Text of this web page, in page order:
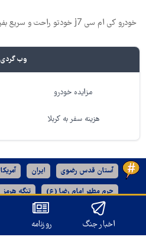
خودرو کی ام سی j7 خودتو راحت و سریع بفروشش
وب گردی
مزایده خودرو
هزینه سفر به کربلا
آستان قدس رضوی ایران آمریکا
حرم مطهر امام رضا (ع) تنگه هرمز
خراسان رضوی دهه آخر ماه صفر
اخبار جنگ روزنامه